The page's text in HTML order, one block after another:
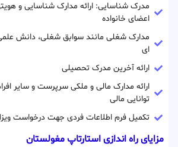
مدرک شناسایی: ارائه مدارک شناسایی و
اعضای خانواده
مدارک شغلی مانند سوابق شغلی، دانش
ای
ارائه آخرین مدرک تحصیلی
ارائه مدارک مالی و ملکی سرپرست و سایر
توانایی مالی
تکمیل فرم اطلاعات فردی جهت درخواست ویزا
مزایای راه اندازی استارتاپ مغولستان